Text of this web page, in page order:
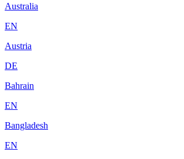
Australia
EN
Austria
DE
Bahrain
EN
Bangladesh
EN